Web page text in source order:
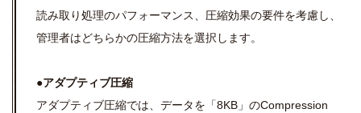
読み取り処理のパフォーマンス、圧縮効果の要件を考慮し、
管理者はどちらかの圧縮方法を選択します。
●アダプティブ圧縮
アダプティブ圧縮では、データを「8KB」のCompression